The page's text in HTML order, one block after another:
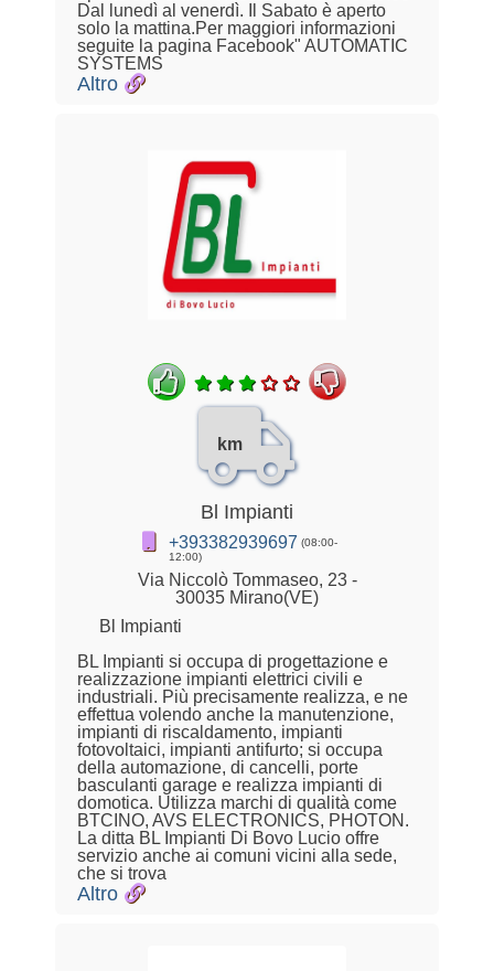
Dal lunedì al venerdì. Il Sabato è aperto
solo la mattina.Per maggiori informazioni
seguite la pagina Facebook" AUTOMATIC
SYSTEMS
Altro
km
Bl Impianti
+393382939697 (08:00-
12:00)
Via Niccolò Tommaseo, 23 -
30035 Mirano(VE)
Bl Impianti
BL Impianti si occupa di progettazione e
realizzazione impianti elettrici civili e
industriali. Più precisamente realizza, e ne
effettua volendo anche la manutenzione,
impianti di riscaldamento, impianti
fotovoltaici, impianti antifurto; si occupa
della automazione, di cancelli, porte
basculanti garage e realizza impianti di
domotica. Utilizza marchi di qualità come
BTCINO, AVS ELECTRONICS, PHOTON.
La ditta BL Impianti Di Bovo Lucio offre
servizio anche ai comuni vicini alla sede,
che si trova
Altro